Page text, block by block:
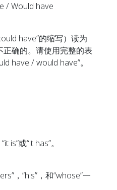
/ Would have
have”的缩写）读为
正确的。请使用完整的表
have / would have”。
is”或“it has”。
，“his”，和“whose”一